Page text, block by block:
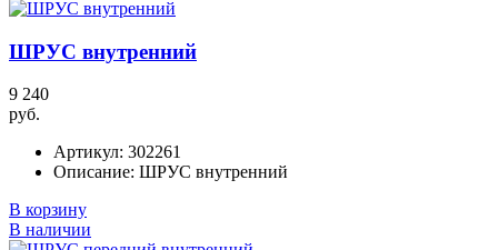
ШРУС внутренний
9 240
руб.
Артикул: 302261
Описание: ШРУС внутренний
В корзину
В наличии